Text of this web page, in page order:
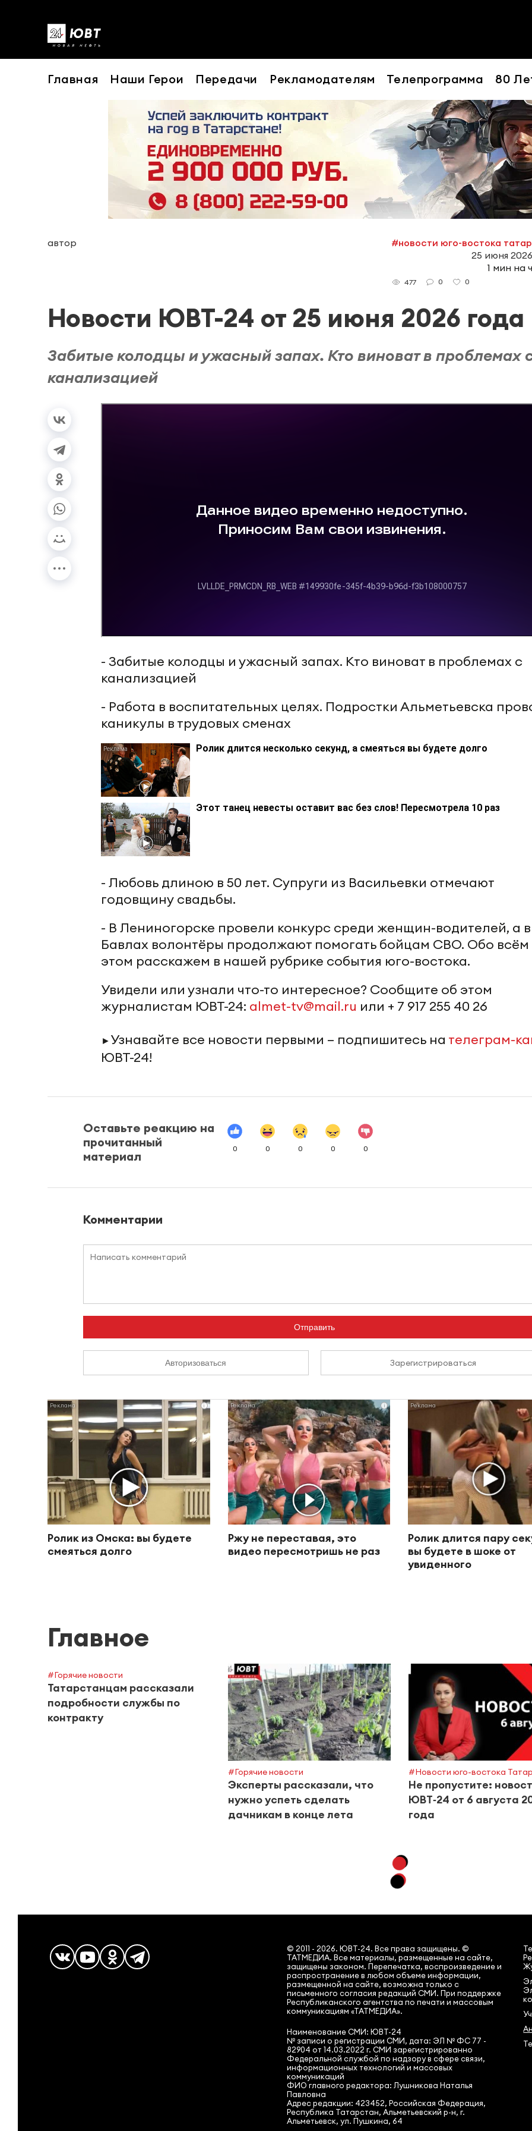
Главная Наши Герои Передачи Рекламодателям Телепрограмма 80
автор
#новости юго-востока
25 июня
1 мин на
477 0 0
Новости ЮВТ-24 от 25 июня 2026 года
Забитые колодцы и ужасный запах. Кто виноват в проблемах
канализацией
- Забитые колодцы и ужасный запах. Кто виноват в проблемах с
канализацией
- Работа в воспитательных целях. Подростки Альметьевска
каникулы в трудовых сменах
Ролик длится несколько секунд, а смеяться вы будете долго
Этот танец невесты оставит вас без слов! Пересмотрела 10 раз
- Любовь длиною в 50 лет. Супруги из Васильевки отмечают
годовщину свадьбы.
- В Лениногорске провели конкурс среди женщин-водителей, а в
Бавлах волонтёры продолжают помогать бойцам СВО. Обо всём
этом расскажем в нашей рубрике события юго-востока.
Увидели или узнали что-то интересное? Сообщите об этом
журналистам ЮВТ-24: almet-tv@mail.ru или + 7 917 255 40 26
► Узнавайте все новости первыми – подпишитесь на телеграм-
ЮВТ-24!
Оставьте реакцию на
прочитанный
материал
0 0 0 0 0
Комментарии
Отправить
Авторизоваться Зарегистрироваться
i
Ролик из Омска: вы будете
смеяться долго
i
Ржу не переставая, это
видео пересмотришь не раз
Ролик длится пару
вы будете в шоке от
увиденного
Главное
#Горячие новости
Татарстанцам рассказали
подробности службы по
контракту
#Горячие новости
Эксперты рассказали, что
нужно успеть сделать
дачникам в конце лета
#Новости юго-востока
Не пропустите:
ЮВТ‑24 от 6 августа
года
© 2011 - 2026. ЮВТ-24. Все права защищены. ©
ТАТМЕДИА. Все материалы, размещенные на сайте,
защищены законом. Перепечатка, воспроизведение и
распространение в любом объеме информации,
размещенной на сайте, возможна только с
письменного согласия редакций СМИ. При поддержке
Республиканского агентства по печати и массовым
коммуникациям «ТАТМЕДИА».
Наименование СМИ: ЮВТ-24
№ записи о регистрации СМИ, дата: ЭЛ № ФС 77 -
82904 от 14.03.2022 г. СМИ зарегистрированно
Федеральной службой по надзору в сфере связи,
информационных технологий и массовых
коммуникаций
ФИО главного редактора: Лушникова Наталья
Павловна
Адрес редакции: 423452, Российская Федерация,
Республика Татарстан, Альметьевский р-н, г.
Альметьевск, ул. Пушкина, 64